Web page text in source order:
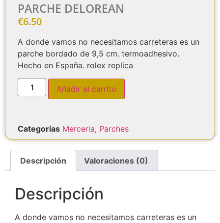
PARCHE DELOREAN
€6.50
A donde vamos no necesitamos carreteras es un
parche bordado de 9,5 cm. termoadhesivo.
Hecho en España. rolex replica
Añadir al carrito
Categorías Merceria, Parches
Descripción Valoraciones (0)
Descripción
A donde vamos no necesitamos carreteras es un